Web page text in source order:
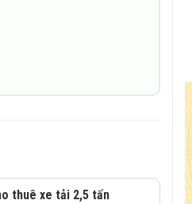
thuê xe tải 2,5 tấn